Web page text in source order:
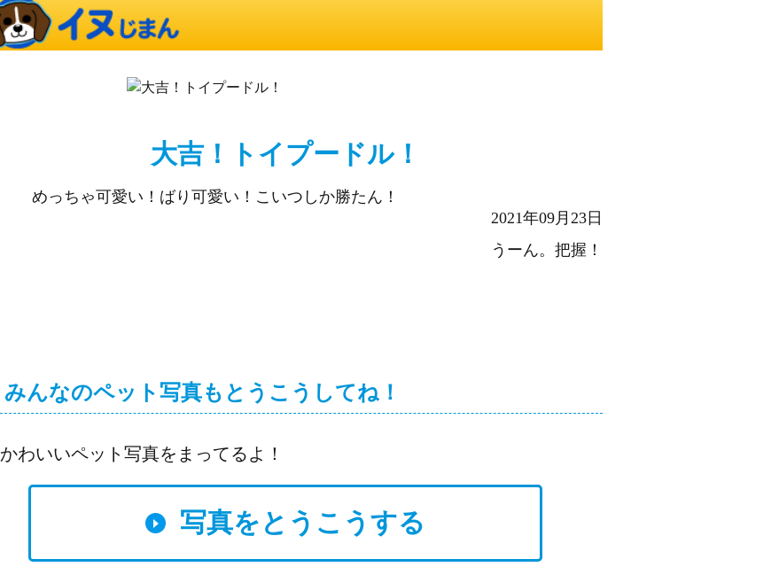
大吉！トイプードル！
めっちゃ可愛い！ばり可愛い！こいつしか勝たん！
2021年09月23日
うーん。把握！
みんなのペット写真もとうこうしてね！
かわいいペット写真をまってるよ！
写真をとうこうする